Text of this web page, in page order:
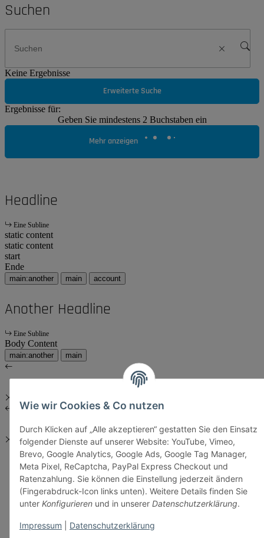
Wie wir Cookies & Co nutzen
Durch Klicken auf „Alle akzeptieren“ gestatten Sie den Einsatz
folgender Dienste auf unserer Website: YouTube, Vimeo,
Brevo, Google Analytics, Google Ads, Google Tag Manager,
Meta Pixel, ReCaptcha, PayPal Express Checkout und
Ratenzahlung. Sie können die Einstellung jederzeit ändern
(Fingerabdruck-Icon links unten). Weitere Details finden Sie
unter Konfigurieren und in unserer Datenschutzerklärung.
Impressum Datenschutzerklärung
Suchen
Keine Ergebnisse
Erweiterte Suche
Ergebnisse für:
Geben Sie mindestens 2 Buchstaben ein
Mehr anzeigen
Headline
Eine Subline
static content
static content
start
Ende
main:another main account
Another Headline
Eine Subline
Body Content
main:another main